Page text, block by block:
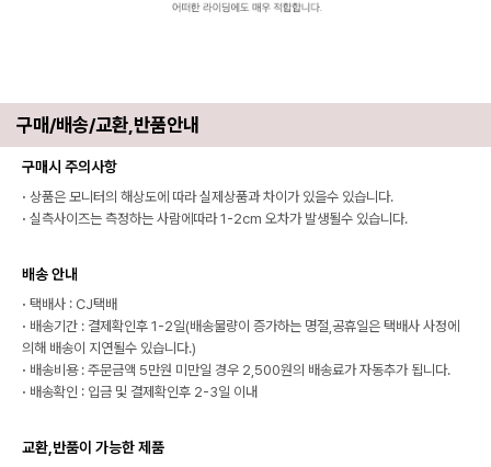
구매/배송/교환,반품안내
구매시 주의사항
· 상품은 모니터의 해상도에 따라 실제상품과 차이가 있을수 있습니다.
· 실측사이즈는 측정하는 사람에따라 1-2cm 오차가 발생될수 있습니다.
배송 안내
· 택배사 : CJ택배
· 배송기간 : 결제확인후 1-2일(배송물량이 증가하는 명절,공휴일은 택배사 사정에
의해 배송이 지연될수 있습니다.)
· 배송비용 : 주문금액 5만원 미만일 경우 2,500원의 배송료가 자동추가 됩니다.
· 배송확인 : 입금 및 결제확인후 2-3일 이내
교환,반품이 가능한 제품